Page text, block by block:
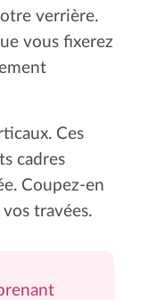
verrière.
vous fixerez
Ces
cadres
Coupez-en
travées.